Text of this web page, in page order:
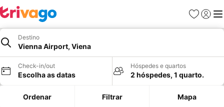
Favoritos
Iniciar
Destino
Vienna Airport, Viena
Check-in/out
Escolha as datas
Hóspedes e quartos
2 hóspedes, 1 quarto.
Ordenar Filtrar Mapa